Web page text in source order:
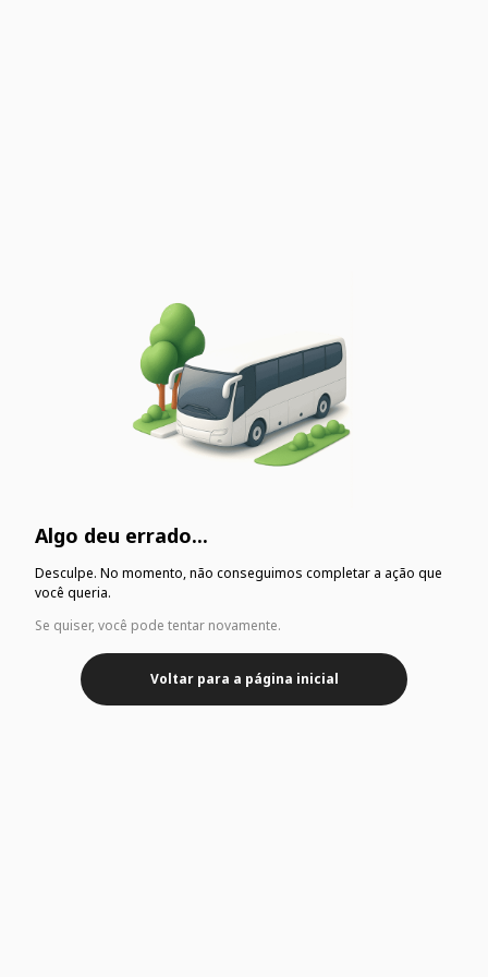
Algo deu errado...
Desculpe. No momento, não conseguimos completar a ação que
você queria.
Se quiser, você pode tentar novamente.
Voltar para a página inicial